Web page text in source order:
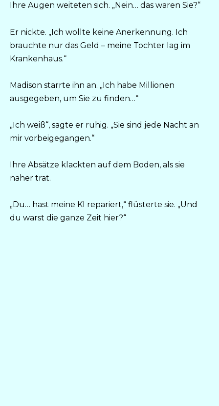
Ihre Augen weiteten sich. „Nein… das waren Sie?“
Er nickte. „Ich wollte keine Anerkennung. Ich
brauchte nur das Geld – meine Tochter lag im
Krankenhaus.“
Madison starrte ihn an. „Ich habe Millionen
ausgegeben, um Sie zu finden…“
„Ich weiß“, sagte er ruhig. „Sie sind jede Nacht an
mir vorbeigegangen.“
Ihre Absätze klackten auf dem Boden, als sie
näher trat.
„Du… hast meine KI repariert,“ flüsterte sie. „Und
du warst die ganze Zeit hier?“